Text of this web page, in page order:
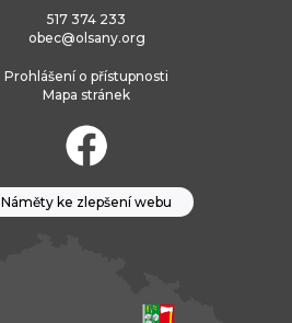
517 374 233
obec@olsany.org
Prohlášení o přístupnosti
Mapa stránek
Náměty ke zlepšení webu